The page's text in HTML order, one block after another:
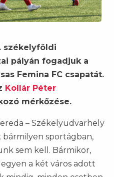
székelyföldi
pályán fogadjuk a
Femina FC csapatát.
Kollár Péter
mérkőzése.
– Székelyudvarhely
bármilyen sportágban,
sem kell. Bármikor,
a két város adott